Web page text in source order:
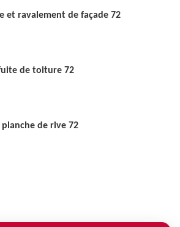
et ravalement de façade 72
de toiture 72
planche de rive 72